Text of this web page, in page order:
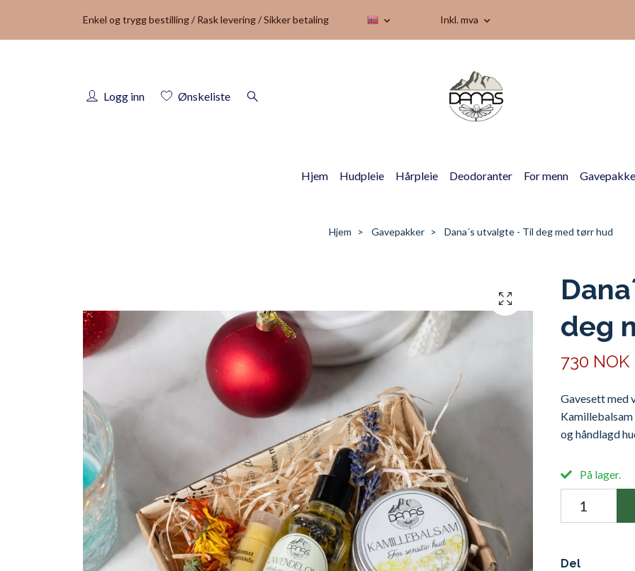
Enkel og trygg bestilling / Rask levering / Sikker betaling Inkl. mva
Logg inn Ønskeliste
Hjem Hudpleie Hårpleie Deodoranter For menn
Hjem Gavepakker Dana´s utvalgte - Til deg med tørr hud
deg
730 NOK
Gavesett med
og håndlagd
På lager.
Del